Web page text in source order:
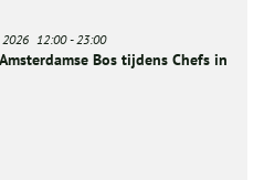
12:00-23:00
Bos tijdens Chefs in